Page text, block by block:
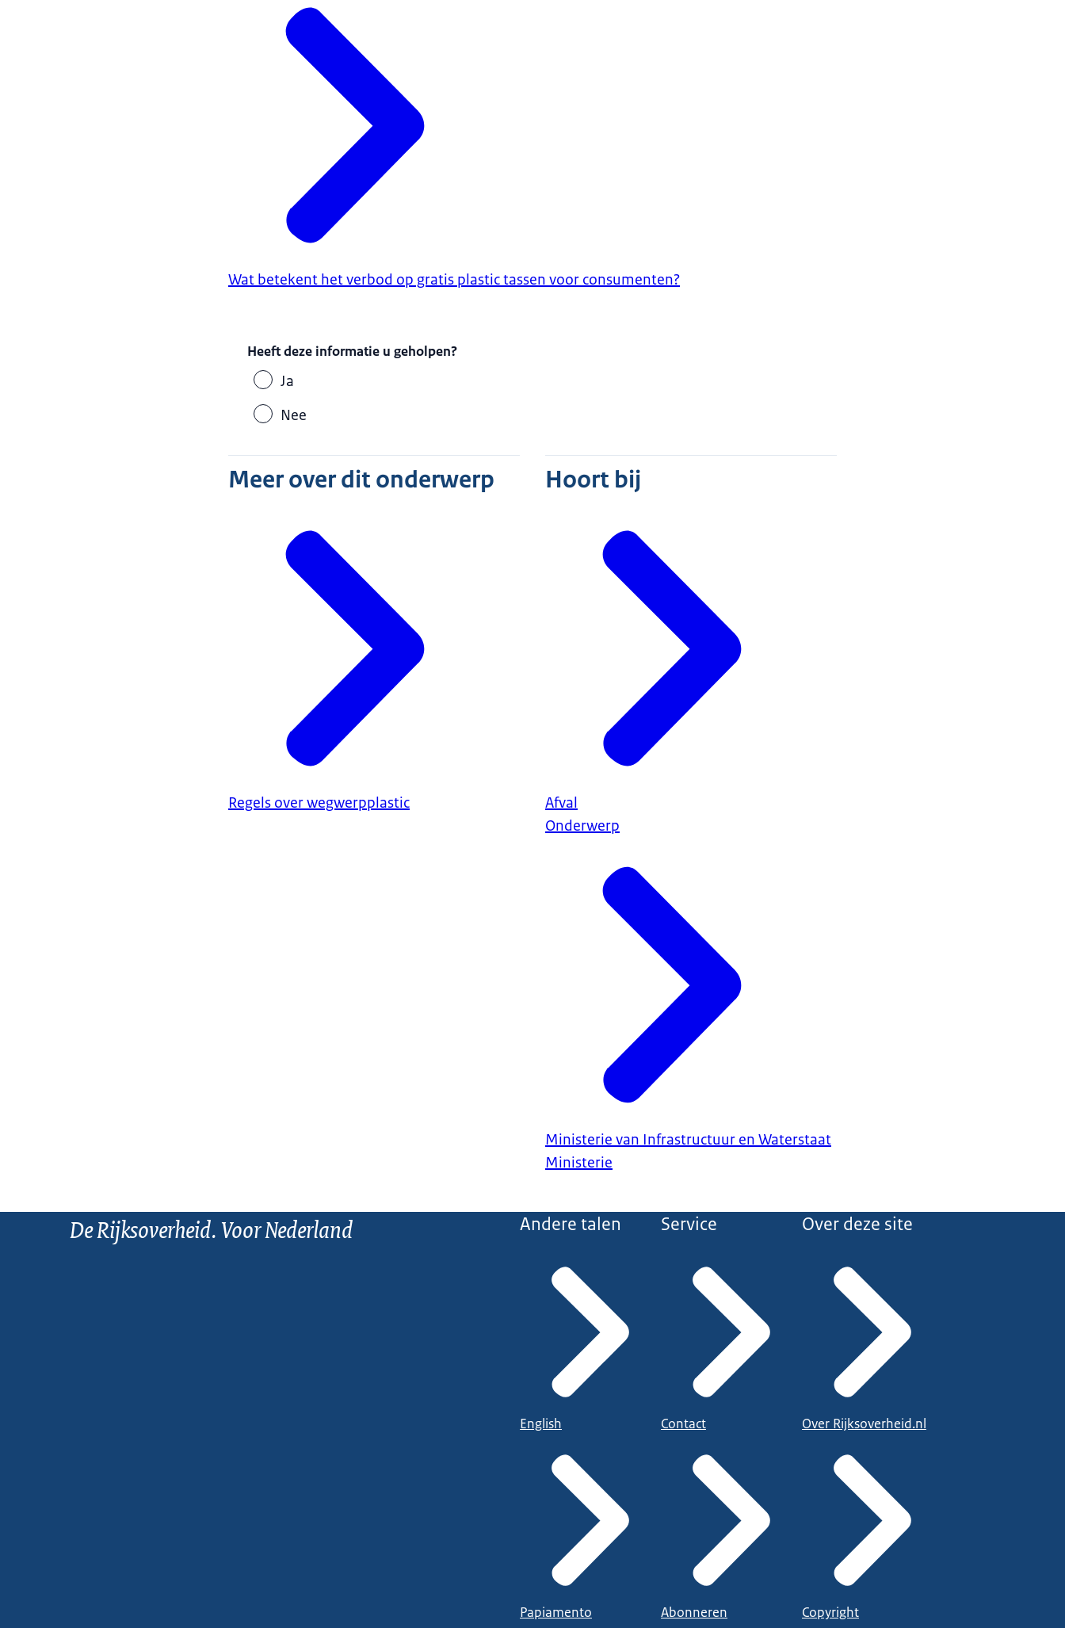
Wat betekent het verbod op gratis plastic tassen voor consumenten?
Heeft deze informatie u geholpen?
Ja
Nee
Meer over dit onderwerp
Regels over wegwerpplastic
Hoort bij
Afval
Onderwerp
Ministerie van Infrastructuur en Waterstaat
Ministerie
De Rijksoverheid. Voor Nederland Andere talen
English
Papiamento
Service
Contact
Abonneren
Over deze site
Over Rijksoverheid.nl
Copyright